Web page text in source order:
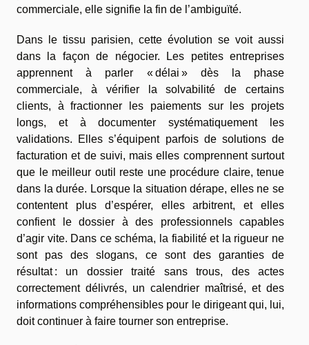
commerciale, elle signifie la fin de l’ambiguïté.
Dans le tissu parisien, cette évolution se voit aussi
dans la façon de négocier. Les petites entreprises
apprennent à parler « délai » dès la phase
commerciale, à vérifier la solvabilité de certains
clients, à fractionner les paiements sur les projets
longs, et à documenter systématiquement les
validations. Elles s’équipent parfois de solutions de
facturation et de suivi, mais elles comprennent surtout
que le meilleur outil reste une procédure claire, tenue
dans la durée. Lorsque la situation dérape, elles ne se
contentent plus d’espérer, elles arbitrent, et elles
confient le dossier à des professionnels capables
d’agir vite. Dans ce schéma, la fiabilité et la rigueur ne
sont pas des slogans, ce sont des garanties de
résultat : un dossier traité sans trous, des actes
correctement délivrés, un calendrier maîtrisé, et des
informations compréhensibles pour le dirigeant qui, lui,
doit continuer à faire tourner son entreprise.